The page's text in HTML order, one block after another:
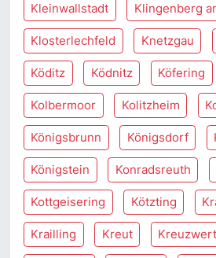
Kleinwallstadt Klingenberg
Klosterlechfeld Knetzgau
Köditz Ködnitz Köfering
Kolbermoor Kolitzheim
Königsbrunn Königsdorf
Königstein Konradsreuth
Kottgeisering Kötzting
Krailling Kreut